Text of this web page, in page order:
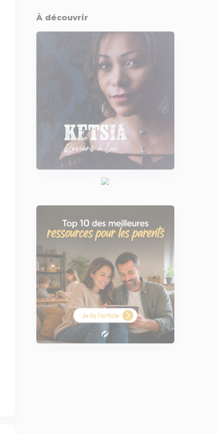
À découvrir